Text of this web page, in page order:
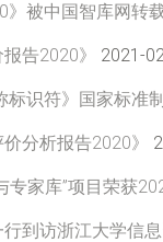
》被中国智库网转
告2020》 2021-
标识符》国家标准
分析报告2020》
家库”项目荣获
到访浙江大学信